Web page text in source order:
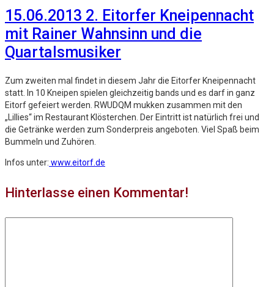
15.06.2013 2. Eitorfer Kneipennacht
mit Rainer Wahnsinn und die
Quartalsmusiker
Zum zweiten mal findet in diesem Jahr die Eitorfer Kneipennacht
statt. In 10 Kneipen spielen gleichzeitig bands und es darf in ganz
Eitorf gefeiert werden. RWUDQM mukken zusammen mit den
„Lillies“ im Restaurant Klösterchen. Der Eintritt ist natürlich frei und
die Getränke werden zum Sonderpreis angeboten. Viel Spaß beim
Bummeln und Zuhören.
Infos unter: www.eitorf.de
Hinterlasse einen Kommentar!